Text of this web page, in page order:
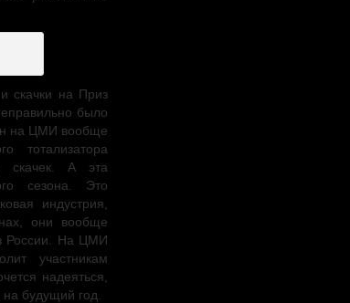
скачки на Приз
было
на ЦМИ вообще
тотализатора
скачек. А эта
сезона. Это
индустрия,
они вообще
России. На ЦМИ
участникам
надеяться,
будущий год.